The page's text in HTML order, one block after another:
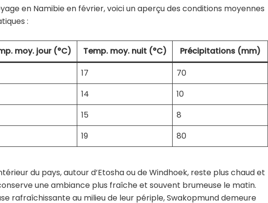
en Namibie en février, voici un aperçu des conditions moyennes
:
moy. jour (°C) Temp. moy. nuit (°C)
Précipitations (mm)
17
70
14
10
15
8
19 80
du pays, autour d’Etosha ou de Windhoek, reste plus chaud et
une ambiance plus fraîche et souvent brumeuse le matin.
rafraîchissante au milieu de leur périple, Swakopmund demeure